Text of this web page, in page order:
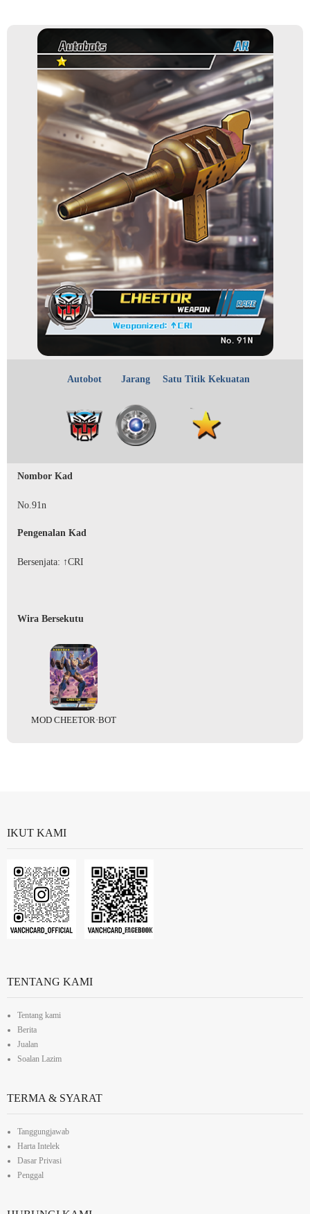
Autobot Jarang Satu Titik Kekuatan
Nombor Kad
No.91n
Pengenalan Kad
Bersenjata: ↑CRI
Wira Bersekutu
MOD CHEETOR·BOT
IKUT KAMI
TENTANG KAMI
Tentang kami
Berita
Jualan
Soalan Lazim
TERMA & SYARAT
Tanggungjawab
Harta Intelek
Dasar Privasi
Penggal